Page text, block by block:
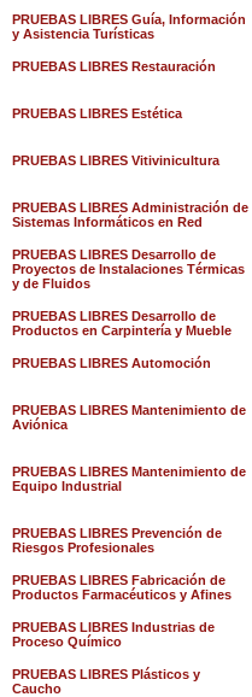
PRUEBAS LIBRES Guía, Información
y Asistencia Turísticas
PRUEBAS LIBRES Restauración
PRUEBAS LIBRES Estética
PRUEBAS LIBRES Vitivinicultura
PRUEBAS LIBRES Administración de
Sistemas Informáticos en Red
PRUEBAS LIBRES Desarrollo de
Proyectos de Instalaciones Térmicas
y de Fluidos
PRUEBAS LIBRES Desarrollo de
Productos en Carpintería y Mueble
PRUEBAS LIBRES Automoción
PRUEBAS LIBRES Mantenimiento de
Aviónica
PRUEBAS LIBRES Mantenimiento de
Equipo Industrial
PRUEBAS LIBRES Prevención de
Riesgos Profesionales
PRUEBAS LIBRES Fabricación de
Productos Farmacéuticos y Afines
PRUEBAS LIBRES Industrias de
Proceso Químico
PRUEBAS LIBRES Plásticos y
Caucho